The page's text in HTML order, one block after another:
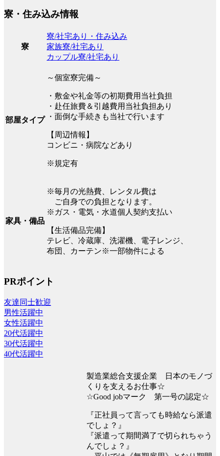
寮・住み込み情報
寮
寮/社宅あり・住み込み
家族寮/社宅あり
カップル寮/社宅あり
部屋タイプ
～個室寮完備～
・敷金や礼金等の初期費用当社負担
・赴任旅費＆引越費用当社負担あり
・面倒な手続きも当社で行います
【周辺情報】
コンビニ・病院などあり
※規定有
家具・備品
※毎月の光熱費、レンタル費は
ご自身での負担となります。
※ガス・電気・水道個人契約支払い
【生活備品完備】
テレビ、冷蔵庫、洗濯機、電子レンジ、
布団、カーテン※一部物件による
PRポイント
友達同士歓迎
男性活躍中
女性活躍中
20代活躍中
30代活躍中
40代活躍中
製造業総合支援企業 日本のモノづ
くりを支えるお仕事☆
☆Good jobマーク 第一号の認定☆
『正社員って言っても時給なら派遣
でしょ？』
『派遣って期間満了で切られちゃう
んでしょ？』